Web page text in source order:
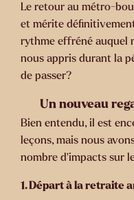
Le retour au métro-
et mérite
rythme effréné auquel
nous appris durant la
de passer?
Un nouveau
Bien entendu, il est
leçons, mais nous
nombre d’impacts sur
1. Départ à la retraite